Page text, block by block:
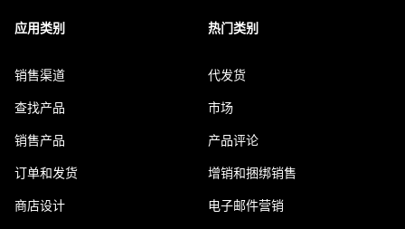
应用类别
销售渠道
查找产品
销售产品
订单和发货
商店设计
热门类别
代发货
市场
产品评论
增销和捆绑销售
电子邮件营销